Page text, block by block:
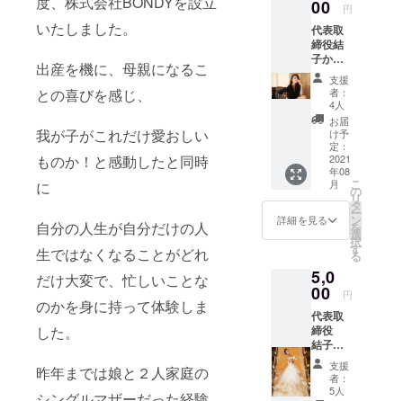
いたしました。
出産を機に、母親になるこ
との喜びを感じ、
我が子がこれだけ愛おしい
ものか！と感動したと同時
に
自分の人生が自分だけの人
生ではなくなることがどれ
だけ大変で、忙しいことな
のかを身に持って体験しま
した。
昨年までは娘と２人家庭の
に何ができ
るかを考え
社会貢献を
していきま
す。
00 円
代表取
締役結
子から
直筆の
感謝の
手紙 お
ひとり
おひと
り様に
感謝の
気持ち
を込め
て作成
致しま
す！ 支
援時に
考欄に
ご希望
のお名
前をご
記入く
ださ
い。記
入がな
い場合
支援
者：
4人
お届
け予
定：
2021
年08
月
詳細を見る
こ
の
リ
タ
ー
ン
を
選
択
す
る
5,0
00 円
代表取
締役
結子か
ら直筆
の感謝
メッ
支援
者：
5人